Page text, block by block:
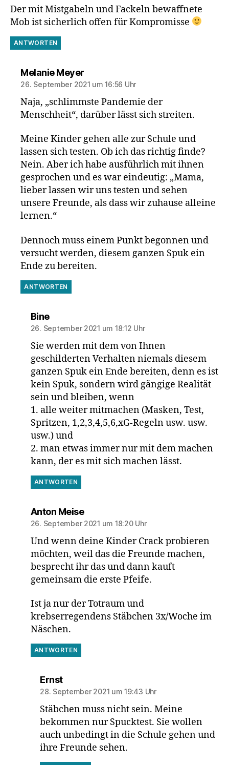
Der mit Mistgabeln und Fackeln bewaffnete
Mob ist sicherlich offen für Kompromisse
ANTWORTEN
Melanie Meyersagt:
26. September 2021 um 16:56 Uhr
Naja, „schlimmste Pandemie der
Menschheit“, darüber lässt sich streiten.
Meine Kinder gehen alle zur Schule und
lassen sich testen. Ob ich das richtig finde?
Nein. Aber ich habe ausführlich mit ihnen
gesprochen und es war eindeutig: „Mama,
lieber lassen wir uns testen und sehen
unsere Freunde, als dass wir zuhause alleine
lernen.“
Dennoch muss einem Punkt begonnen und
versucht werden, diesem ganzen Spuk ein
Ende zu bereiten.
ANTWORTEN
Binesagt:
26. September 2021 um 18:12 Uhr
Sie werden mit dem von Ihnen
geschilderten Verhalten niemals diesem
ganzen Spuk ein Ende bereiten, denn es ist
kein Spuk, sondern wird gängige Realität
sein und bleiben, wenn
1. alle weiter mitmachen (Masken, Test,
Spritzen, 1,2,3,4,5,6,xG-Regeln usw. usw.
usw.) und
2. man etwas immer nur mit dem machen
kann, der es mit sich machen lässt.
ANTWORTEN
Anton Meisesagt:
26. September 2021 um 18:20 Uhr
Und wenn deine Kinder Crack probieren
möchten, weil das die Freunde machen,
besprecht ihr das und dann kauft
gemeinsam die erste Pfeife.
Ist ja nur der Totraum und
krebserregendens Stäbchen 3x/Woche im
Näschen.
ANTWORTEN
Ernstsagt:
28. September 2021 um 19:43 Uhr
Stäbchen muss nicht sein. Meine
bekommen nur Spucktest. Sie wollen
auch unbedingt in die Schule gehen und
ihre Freunde sehen.